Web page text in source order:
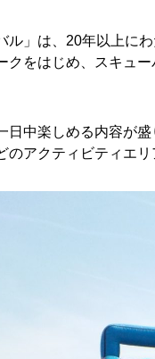
ル」は、20年以上に
クをはじめ、スキュ
日中楽しめる内容が
のアクティビティエ